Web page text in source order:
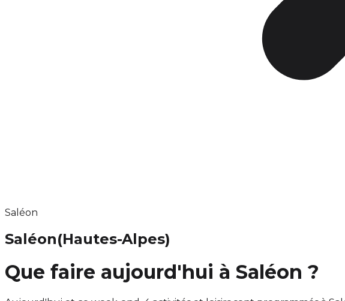
Saléon
Saléon(Hautes-Alpes)
Que faire aujourd'hui à Saléon ?